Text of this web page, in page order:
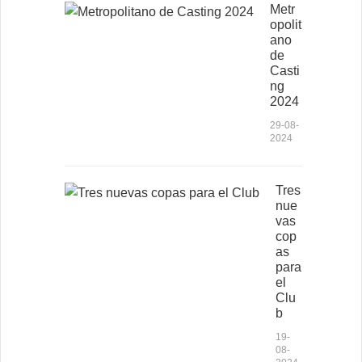
Metr
opolit
ano
de
Casti
ng
2024
29-08-
2024
Tres
nue
vas
cop
as
para
el
Clu
b
19-
08-